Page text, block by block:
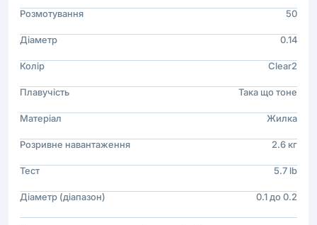
Розмотування 50
Діаметр 0.14
Колір Clear2
Плавучість Така що тоне
Матеріал Жилка
Розривне навантаження 2.6 кг
Тест 5.7 lb
Діаметр (діапазон) 0.1 до 0.2